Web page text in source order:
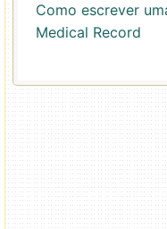
Como escrever
Medical Record